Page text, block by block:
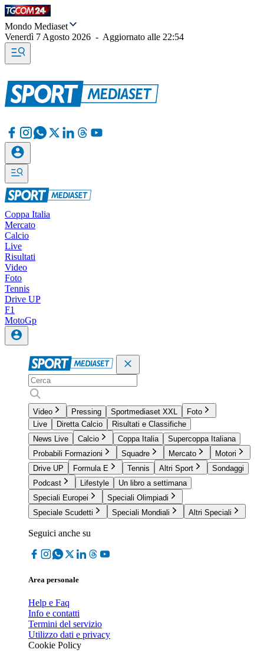
Mondo Mediaset
Venerdì 7 Agosto 2026 - Aggiornato alle 22:54
Coppa Italia
Mercato
Calcio
Live
Risultati
Video
Foto
Tennis
Drive UP
F1
MotoGp
Video Pressing Sportmediaset XXL
Foto
Live
Diretta Calcio
Risultati e Classifiche
News Live
Calcio Coppa Italia
Supercoppa Italiana
Probabili Formazioni
Squadre Mercato
Motori
Drive UP
Formula E Tennis Altri Sport
Sondaggi
Podcast
Lifestyle
Un libro a settimana
Speciali Europei
Speciali Olimpiadi
Speciale Scudetti
Speciali Mondiali Altri Speciali
Seguici anche su
Area personale
Help e Faq
Info e contatti
Termini del servizio
Utilizzo dati e privacy
Cookie Policy